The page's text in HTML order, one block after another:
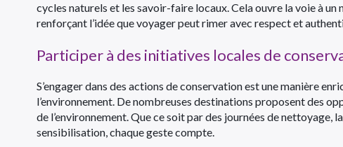
cycles naturels et les savoir-faire locaux. Cela ouvre la voie à
renforçant l’idée que voyager peut rimer avec respect et
Participer à des initiatives locales de
S’engager dans des actions de conservation est une manière
l’environnement. De nombreuses destinations proposent des
de l’environnement. Que ce soit par des journées de nettoyage,
sensibilisation, chaque geste compte.